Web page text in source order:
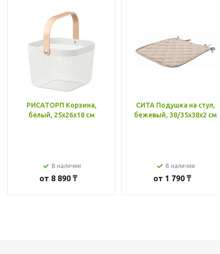
РИСАТОРП Корзина,
белый, 25x26x18 см
В наличии
от 8 890 ₸
СИТА Подушка на стул,
бежевый, 38/35x38x2 см
В наличии
от 1 790 ₸